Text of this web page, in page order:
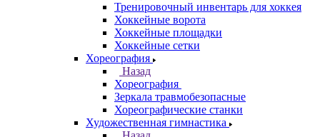
Тренировочный инвентарь для хоккея
Хоккейные ворота
Хоккейные площадки
Хоккейные сетки
Хореография
Назад
Хореография
Зеркала травмобезопасные
Хореографические станки
Художественная гимнастика